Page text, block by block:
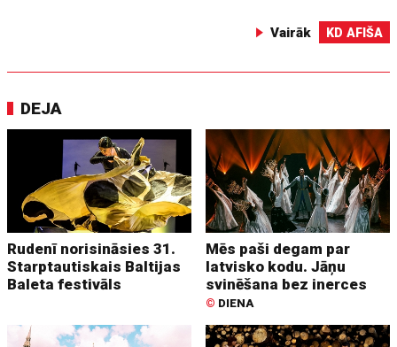
Vairāk KD AFIŠA
DEJA
Rudenī norisināsies 31.
Starptautiskais Baltijas
Baleta festivāls
Mēs paši degam par
latvisko kodu. Jāņu
svinēšana bez inerces
© DIENA